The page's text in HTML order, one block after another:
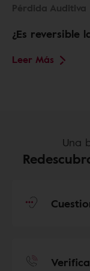
Pérdida Auditiva
¿Es reversible
Leer Más
Una